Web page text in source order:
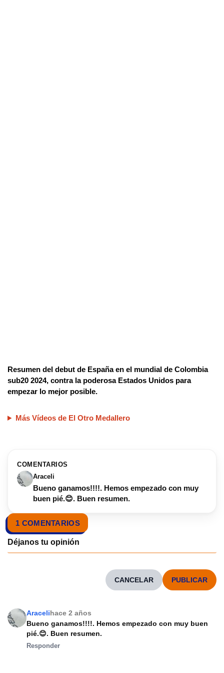
Resumen del debut de España en el mundial de Colombia
sub20 2024, contra la poderosa Estados Unidos para
empezar lo mejor posible.
Más Vídeos de El Otro Medallero
COMENTARIOS
Araceli
Bueno ganamos!!!!. Hemos empezado con muy
buen pié.😊. Buen resumen.
1 COMENTARIOS
CANCELAR
Aracelihace 2 años
Bueno ganamos!!!!. Hemos empezado con muy buen
pié.😊. Buen resumen.
Responder